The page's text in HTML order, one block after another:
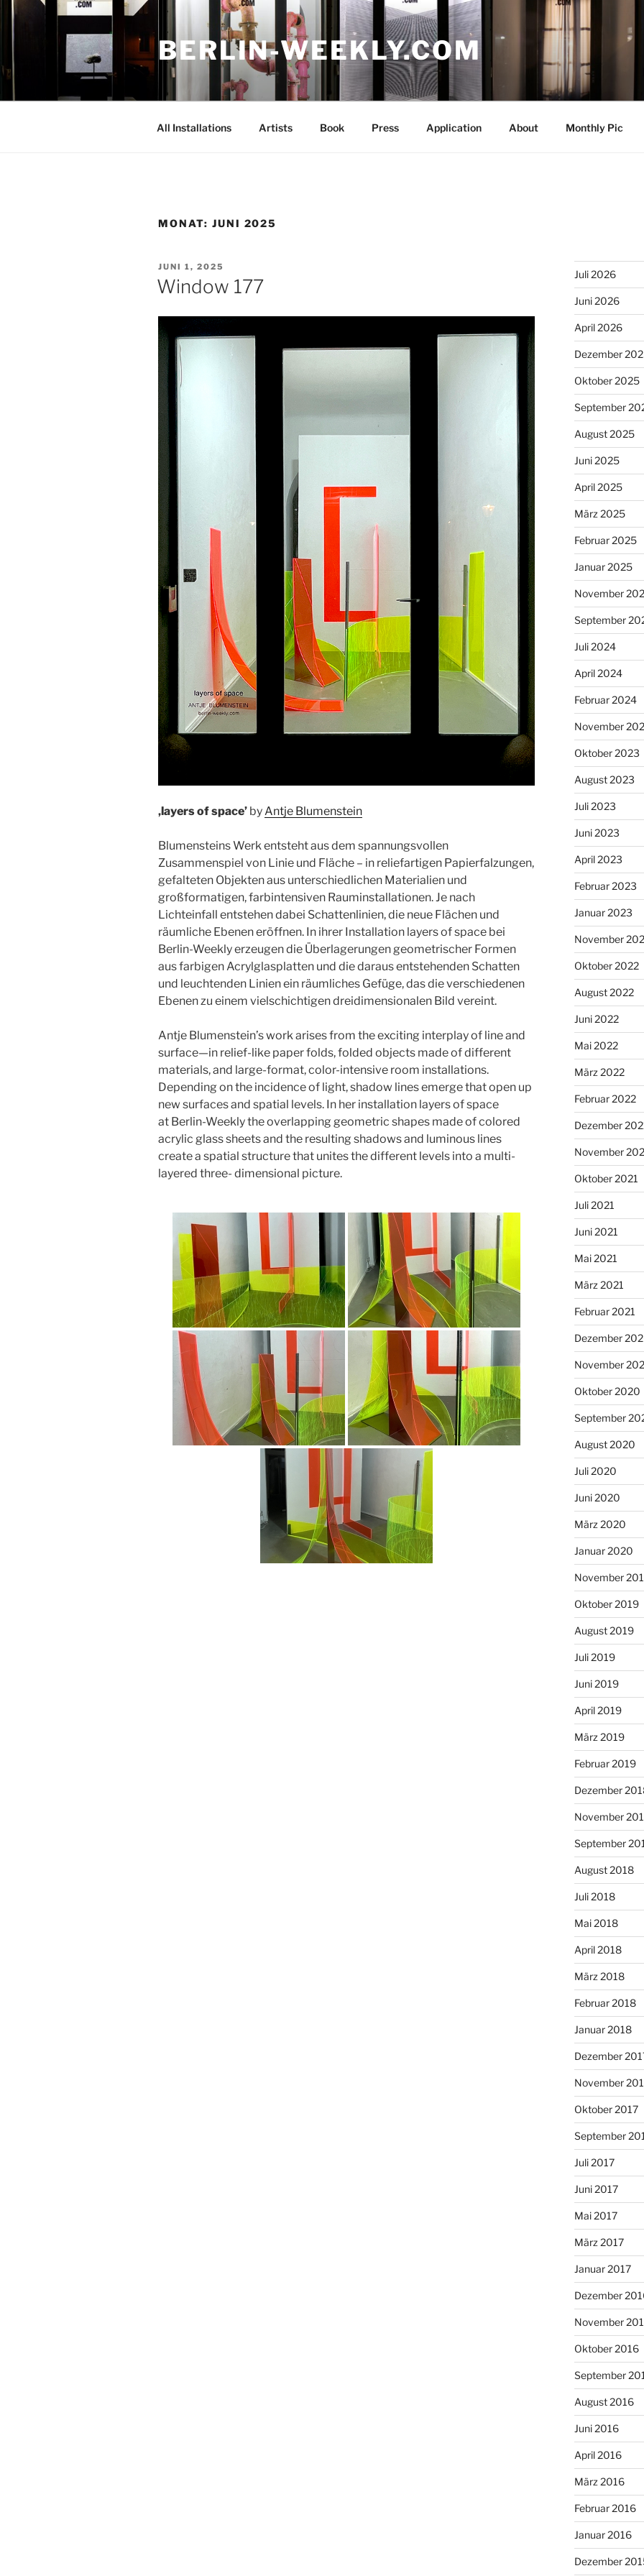
Zum
Inhalt
springen
BERLIN-WEEKLY.COM
All Installations Artists Book Press Application About Monthly Pic
MONAT: JUNI 2025
VERÖFFENTLICHT
AM
JUNI 1, 2025
Window 177
‚layers of space’ byAntje Blumenstein
Blumensteins Werk entsteht aus dem spannungsvollen
Zusammenspiel von Linie und Fläche – in reliefartigen Papierfalzungen,
gefalteten Objekten aus unterschiedlichen Materialien und
großformatigen, farbintensiven Rauminstallationen. Je nach
Lichteinfall entstehen dabei Schattenlinien, die neue Flächen und
räumliche Ebenen eröffnen. In ihrer Installation layers of space bei
Berlin-Weekly erzeugen die Überlagerungen geometrischer Formen
aus farbigen Acrylglasplatten und die daraus entstehenden Schatten
und leuchtenden Linien ein räumliches Gefüge, das die verschiedenen
Ebenen zu einem vielschichtigen dreidimensionalen Bild vereint.
Antje Blumenstein’s work arises from the exciting interplay of line and
surface—in relief-like paper folds, folded objects made of different
materials, and large-format, color-intensive room installations.
Depending on the incidence of light, shadow lines emerge that open up
new surfaces and spatial levels. In her installation layers of space
at Berlin-Weekly the overlapping geometric shapes made of colored
acrylic glass sheets and the resulting shadows and luminous lines
create a spatial structure that unites the different levels into a multi-
layered three- dimensional picture.
Juli 2026
Juni 2026
April 2026
Dezember
Oktober 2025
September
August 2025
Juni 2025
April 2025
März 2025
Februar 2025
Januar 2025
November
September
Juli 2024
April 2024
Februar 2024
November
Oktober 2023
August 2023
Juli 2023
Juni 2023
April 2023
Februar 2023
Januar 2023
November
Oktober 2022
August 2022
Juni 2022
Mai 2022
März 2022
Februar 2022
Dezember
November
Oktober 2021
Juli 2021
Juni 2021
Mai 2021
März 2021
Februar 2021
Dezember
November
Oktober 2020
September
August 2020
Juli 2020
Juni 2020
März 2020
Januar 2020
November
Oktober 2019
August 2019
Juli 2019
Juni 2019
April 2019
März 2019
Februar 2019
Dezember
November
September
August 2018
Juli 2018
Mai 2018
April 2018
März 2018
Februar 2018
Januar 2018
Dezember
November
Oktober 2017
September
Juli 2017
Juni 2017
Mai 2017
März 2017
Januar 2017
Dezember
November
Oktober 2016
September
August 2016
Juni 2016
April 2016
März 2016
Februar 2016
Januar 2016
Dezember